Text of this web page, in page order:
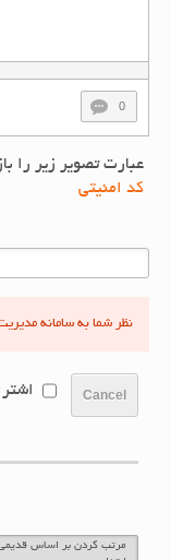
عبارت تصویر زیر را
کد امنیتی
نظر شما به سامانه
Cancel اشتراک
مرتب کردن بر اساس قدیمی